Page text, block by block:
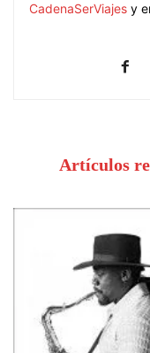
CadenaSerViajes y
Artículos